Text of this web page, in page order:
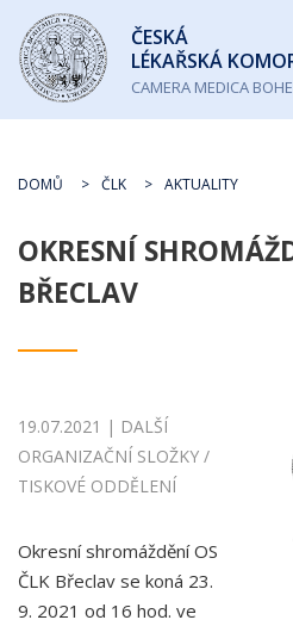
Česká
lékařská
komora
ČESKÁ
LÉKAŘSKÁ
CAMERA MEDICA
DOMŮ ČLK AKTUALITY
OKRESNÍ
BŘECLAV
19.07.2021 | DALŠÍ
ORGANIZAČNÍ SLOŽKY /
TISKOVÉ ODDĚLENÍ
Okresní shromáždění OS
ČLK Břeclav se koná 23.
9. 2021 od 16 hod. ve